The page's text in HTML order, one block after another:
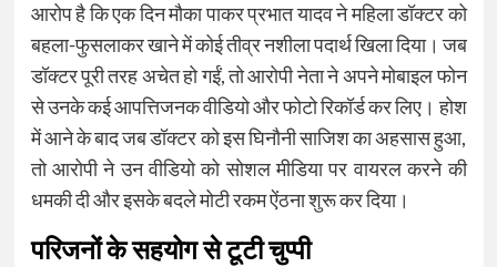
आरोप है कि एक दिन मौका पाकर प्रभात यादव ने महिला डॉक्टर को
बहला-फुसलाकर खाने में कोई तीव्र नशीला पदार्थ खिला दिया। जब
डॉक्टर पूरी तरह अचेत हो गईं, तो आरोपी नेता ने अपने मोबाइल फोन
से उनके कई आपत्तिजनक वीडियो और फोटो रिकॉर्ड कर लिए। होश
में आने के बाद जब डॉक्टर को इस घिनौनी साजिश का अहसास हुआ,
तो आरोपी ने उन वीडियो को सोशल मीडिया पर वायरल करने की
धमकी दी और इसके बदले मोटी रकम ऐंठना शुरू कर दिया।
परिजनों के सहयोग से टूटी चुप्पी